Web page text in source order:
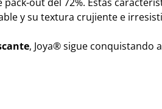
y su textura crujiente e
, Joya® sigue conquistando